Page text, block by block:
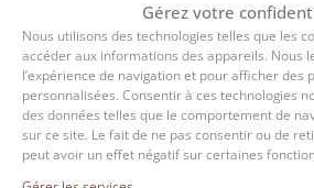
Gérez votre
Nous utilisons des technologies telles que les
accéder aux informations des appareils. Nous
l’expérience de navigation et pour afficher des
personnalisées. Consentir à ces technologies
des données telles que le comportement de
sur ce site. Le fait de ne pas consentir ou de
peut avoir un effet négatif sur certaines
avec ce partenaire. C’est pour
condition non négociable afin
produit à notre assortiment.
Cette exigence nous permet
des parquets dont nous